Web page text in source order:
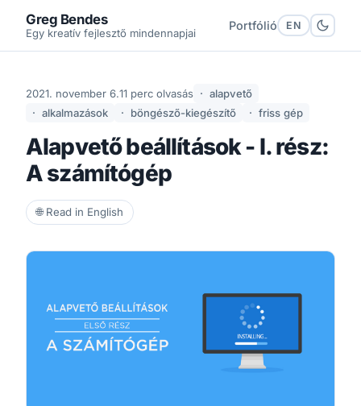
Greg Bendes
Egy kreatív fejlesztő mindennapjai
Portfólió EN
2021. november 6.11 perc olvasás
alapvető
alkalmazások
böngésző-kiegészítő friss gép
Alapvető beállítások - I. rész:
A számítógép
🌐 Read in English